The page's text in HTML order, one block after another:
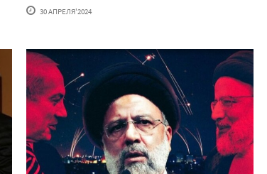
30 АПРЕЛЯ'2024